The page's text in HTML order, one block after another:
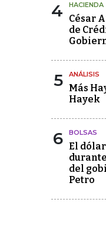
4 HACIENDA
César
de
5 ANÁLISIS
Más
Hayek
6 BOLSAS
El
del
Petro